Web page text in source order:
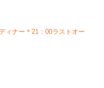
ィナー＊21：00ラストオー